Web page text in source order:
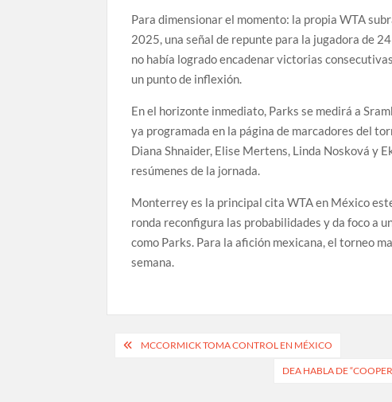
Para dimensionar el momento: la propia WTA
2025, una señal de repunte para la jugadora de
no había logrado encadenar victorias
un punto de inflexión.
En el horizonte inmediato, Parks se medirá a
ya programada en la página de marcadores del
Diana Shnaider, Elise Mertens, Linda Nosková y
resúmenes de la jornada.
Monterrey es la principal cita WTA en México
ronda reconfigura las probabilidades y da foco a
como Parks. Para la afición mexicana, el torneo
semana.
Navegación
MCCORMICK TOMA CONTROL EN MÉXICO
DEA HABLA DE